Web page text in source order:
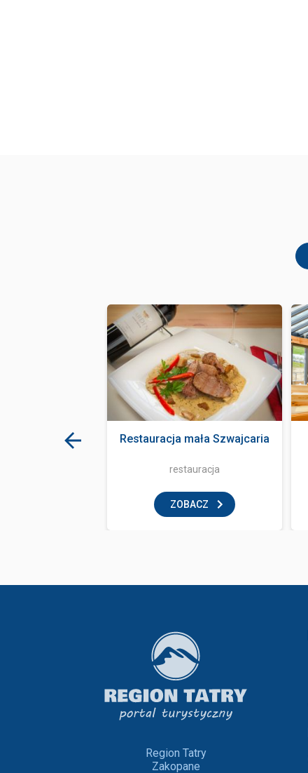
Restauracja mała Szwajcaria
restauracja
ZOBACZ
Region Tatry
Zakopane